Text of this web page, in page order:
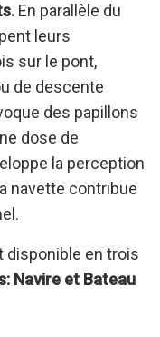
En parallèle du
leurs
sur le pont,
de descente
des papillons
dose de
la perception
navette contribue
disponible en trois
Navire et Bateau